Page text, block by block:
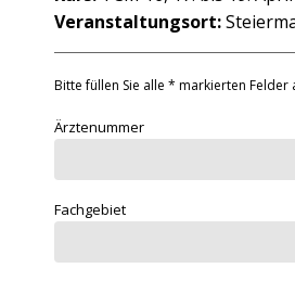
Veranstaltungsort:
Bitte füllen Sie alle * markierten Felder
Ärztenummer
Fachgebiet